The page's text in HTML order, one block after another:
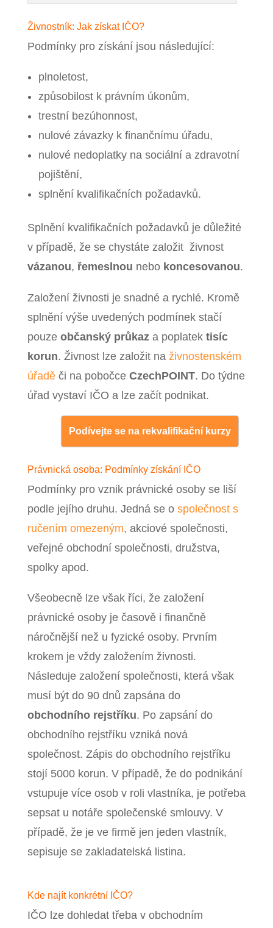
Živnostník: Jak získat IČO?
Podmínky pro získání jsou následující:
plnoletost,
způsobilost k právním úkonům,
trestní bezúhonnost,
nulové závazky k finančnímu úřadu,
nulové nedoplatky na sociální a zdravotní
pojištění,
splnění kvalifikačních požadavků.
Splnění kvalifikačních požadavků je důležité
v případě, že se chystáte založit živnost
vázanou, řemeslnou nebo koncesovanou.
Založení živnosti je snadné a rychlé. Kromě
splnění výše uvedených podmínek stačí
pouze občanský průkaza poplatek tisíc
korun. Živnost lze založit na živnostenském
úřaděči na pobočce CzechPOINT. Do týdne
úřad vystaví IČO a lze začít podnikat.
Podívejte se na rekvalifikační kurzy
Právnická osoba: Podmínky získání IČO
Podmínky pro vznik právnické osoby se liší
podle jejího druhu. Jedná se o společnost s
ručením omezeným, akciové společnosti,
veřejné obchodní společnosti, družstva,
spolky apod.
Všeobecně lze však říci, že založení
právnické osoby je časově i finančně
náročnější než u fyzické osoby. Prvním
krokem je vždy založením živnosti.
Následuje založení společnosti, která však
musí být do 90 dnů zapsána do
obchodního rejstříku. Po zapsání do
obchodního rejstříku vzniká nová
společnost. Zápis do obchodního rejstříku
stojí 5000 korun. V případě, že do podnikání
vstupuje více osob v roli vlastníka, je potřeba
sepsat u notáře společenské smlouvy. V
případě, že je ve firmě jen jeden vlastník,
sepisuje se zakladatelská listina.
Kde najít konkrétní IČO?
IČO lze dohledat třeba v obchodním